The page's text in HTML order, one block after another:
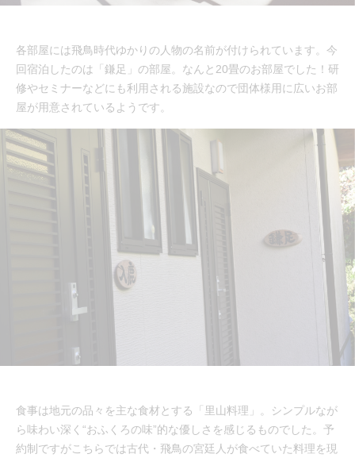
各部屋には飛鳥時代ゆかりの人物の名前が付けられています。今
回宿泊したのは「鎌足」の部屋。なんと20畳のお部屋でした！研
修やセミナーなどにも利用される施設なので団体様用に広いお部
屋が用意されているようです。
食事は地元の品々を主な食材とする「里山料理」。シンプルなが
ら味わい深く“おふくろの味”的な優しさを感じるものでした。予
約制ですがこちらでは古代・飛鳥の宮廷人が食べていた料理を現